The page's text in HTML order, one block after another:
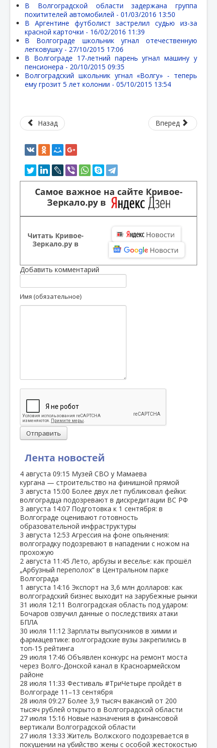
Лента новостей
4 августа 09:15 Музей СВО у Мамаева
кургана — строительство на финишной прямой
3 августа 15:00 Более двух лет публиковал фейки:
волгоградца подозревают в дискредитации ВС РФ
3 августа 14:07 Подготовка к 1 сентября: в
Волгограде оценивают готовность
образовательной инфраструктуры
3 августа 12:53 Агрессия на фоне опьянения:
волгоградку подозревают в нападении с ножом на
прохожую
2 августа 11:45 Лето, арбузы и веселье: как прошёл
„Арбузный переполох“ в Центральном парке
Волгограда
1 августа 14:16 Экспорт на 3,6 млн долларов: как
волгоградский бизнес выходит на зарубежные рынки
31 июля 12:11 Волгоградская область под ударом:
Бочаров озвучил данные о последствиях атаки
БПЛА
30 июля 11:12 Зарплаты выпускников в химии и
фармацевтике: волгоградские вузы закрепились в
топ‑15 рейтинга
29 июля 17:46 Объявлен конкурс на ремонт моста
через Волго‑Донской канал в Красноармейском
районе
28 июля 11:33 Фестиваль #ТриЧетыре пройдёт в
Волгограде 11–13 сентября
28 июля 09:27 Более 3,9 тысяч вакансий от 200
тысяч рублей открыто в Волгоградской области
27 июля 15:16 Новые назначения в финансовой
вертикали Волгоградской области
27 июля 13:33 Житель Волжского подозревается в
покушении на убийство жены с особой жестокостью
В Волгоградской области задержана группа
похитителей автомобилей - 01/03/2016 13:50
В Аргентине футболист застрелил судью из-за
красной карточки - 16/02/2016 11:39
В Волгограде школьник угнал отечественную
легковушку - 27/10/2015 17:06
В Волгограде 17-летний парень угнал машину у
пенсионера - 20/10/2015 09:35
Волгоградский школьник угнал «Волгу» - теперь
ему грозит 5 лет колонии - 05/10/2015 13:54
Назад Вперед
Самое важное на сайте Кривое-
Зеркало.ру в
Читать Кривое-
Зеркало.ру в
Добавить комментарий
Имя (обязательное)
Отправить